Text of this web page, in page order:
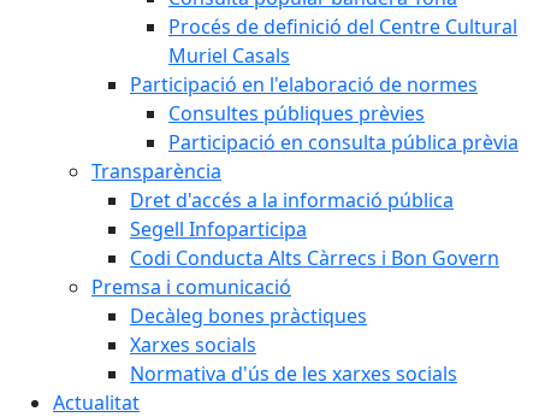
Procés de definició del Centre Cultural
Muriel Casals
Participació en l'elaboració de normes
Consultes públiques prèvies
Participació en consulta pública prèvia
Transparència
Dret d'accés a la informació pública
Segell Infoparticipa
Codi Conducta Alts Càrrecs i Bon Govern
Premsa i comunicació
Decàleg bones pràctiques
Xarxes socials
Normativa d'ús de les xarxes socials
Actualitat